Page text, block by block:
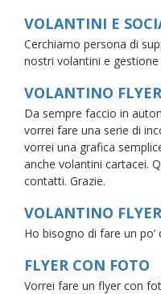
VOLANTINI E
Cerchiamo persona di
nostri volantini e gestione
VOLANTINO FLYER
Da sempre faccio in
vorrei fare una serie di
vorrei una grafica
anche volantini cartacei.
contatti. Grazie.
VOLANTINO FLYER
Ho bisogno di fare un
FLYER CON FOTO
Vorrei fare un flyer con